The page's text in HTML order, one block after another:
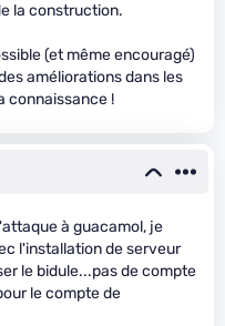
la construction.
(et même encouragé)
améliorations dans les
connaissance !
à guacamol, je
l'installation de serveur
le bidule...pas de compte
le compte de